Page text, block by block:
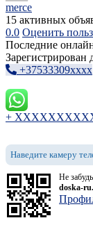
merce
15 активных
0.0 Оценить
Последние
Зарегистрирован
+37533309xxxx
+
Наведите камеру
Не
doska-